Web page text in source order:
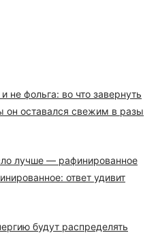
не фольга: во что завернуть
он оставался свежим в разы
лучше — рафинированное
ответ удивит
будут распределять